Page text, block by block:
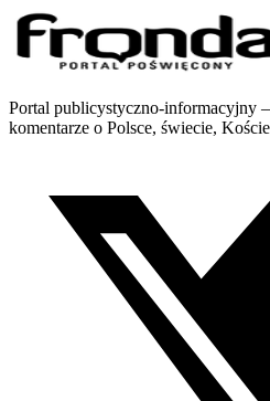
Portal publicystyczno-informacyjny
komentarze o Polsce, świecie,